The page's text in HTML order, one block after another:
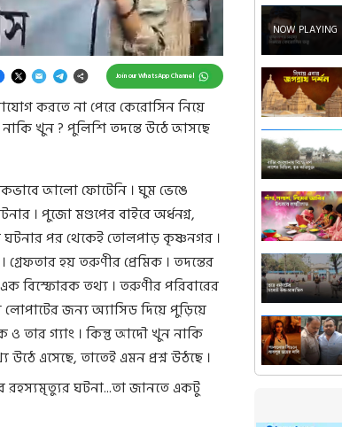
করতে না পেরে কেরোসিন নিয়ে
খুন ? পুলিশি তদন্তে উঠে আসছে
Join our WhatsApp Channel
আলো ফোটেনি । ঘুম ভেঙে
। পুজো মণ্ডপের বাইরে অর্ধনগ্ন,
ঘটনার পর থেকেই তোলপাড় কৃষ্ণনগর ।
হয় তরুণীর প্রেমিক । তদন্তের
বিস্ফোরক তথ্য । তরুণীর পরিবারের
জন্য অ্যাসিড দিয়ে পুড়িয়ে
ও তার গ্যাং । কিন্তু আদৌ খুন নাকি
এসেছে, তাতেই এমন প্রশ্ন উঠছে ।
ঘটনা...তা জানতে একটু